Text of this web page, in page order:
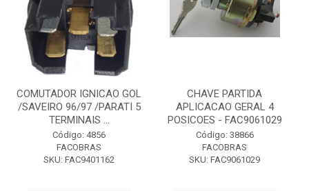
COMUTADOR IGNICAO GOL
/SAVEIRO 96/97 /PARATI 5
TERMINAIS ...
Código: 4856
FACOBRAS
SKU: FAC9401162
CHAVE PARTIDA
APLICACAO GERAL 4
POSICOES - FAC9061029
Código: 38866
FACOBRAS
SKU: FAC9061029